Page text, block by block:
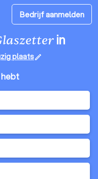
Bedrijf aanmelden
in
plaatsedit
hebt